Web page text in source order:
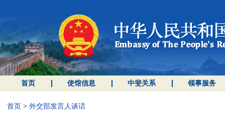
首页 使馆信息 中斐关系 领事服务
首页 > 外交部发言人谈话